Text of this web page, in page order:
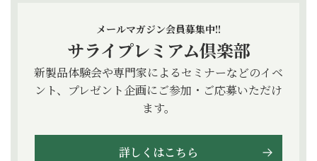
メールマガジン会員募集中!!
サライプレミアム倶楽部
新製品体験会や専門家によるセミナーなどのイベ
ント、プレゼント企画にご参加・ご応募いただけ
ます。
詳しくはこちら